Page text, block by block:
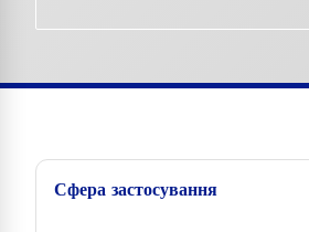
Сфера застосування